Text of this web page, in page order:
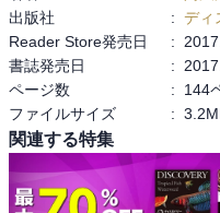
・終末期医療における意思表明
→点滴、中心静脈栄養、経管
昇圧剤、心肺停止時の蘇生
→本人、主介護者以外の家族
→いつでも見直し可能
・グリーフケア
→キューブラー・ロス・モ
出版社
: ディ
Reader Store発売日
:
書誌発売日
:
ページ数
:
144
ファイルサイズ
:
関連する特集